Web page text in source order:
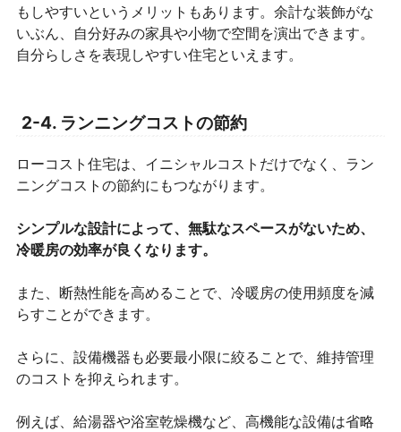
もしやすいというメリットもあります。余計な装飾がな
いぶん、自分好みの家具や小物で空間を演出できます。
自分らしさを表現しやすい住宅といえます。
2-4. ランニングコストの節約
ローコスト住宅は、イニシャルコストだけでなく、ラン
ニングコストの節約にもつながります。
シンプルな設計によって、無駄なスペースがないため、
冷暖房の効率が良くなります。
また、断熱性能を高めることで、冷暖房の使用頻度を減
らすことができます。
さらに、設備機器も必要最小限に絞ることで、維持管理
のコストを抑えられます。
例えば、給湯器や浴室乾燥機など、高機能な設備は省略